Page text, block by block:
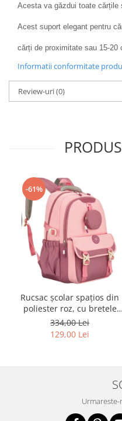
Acesta va găzdui toate cărțile
Acest suport elegant pentru
cărți de proximitate sau 15-20
Informatii conformitate
Review-uri(0)
-61%
Rucsac școlar spațios din
poliester roz, cu bretele
reglabile - Peterson PTR-
PTN 8610-1327 PINK
334,00 Lei
129,00 Lei